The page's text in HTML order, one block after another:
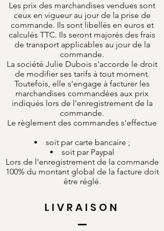
Les prix des marchandises vendues sont
ceux en vigueur au jour de la prise de
commande. Ils sont libellés en euros et
calculés TTC. Ils seront majorés des frais
de transport applicables au jour de la
commande.
La société Julie Dubois s'accorde le droit
de modifier ses tarifs à tout moment.
Toutefois, elle s'engage à facturer les
marchandises commandées aux prix
indiqués lors de l'enregistrement de la
commande.
Le règlement des commandes s'effectue
soit par carte bancaire ;
soit par Paypal
Lors de l'enregistrement de la commande
100% du montant global de la facture doit
être réglé.
LIVRAISON